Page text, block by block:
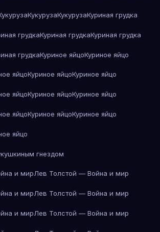
КукурузаКукурузаКуриная грудка
грудкаКуриная грудкаКуриная грудка
грудкаКуриное яйцоКуриное яйцо
яйцоКуриное яйцоКуриное яйцо
яйцоКуриное яйцоКуриное яйцо
яйцоКуриное яйцоКуриное яйцо
яйцо
гнездом
и мирЛев Толстой — Война и мир
и мирЛев Толстой — Война и мир
и мирЛев Толстой — Война и мир